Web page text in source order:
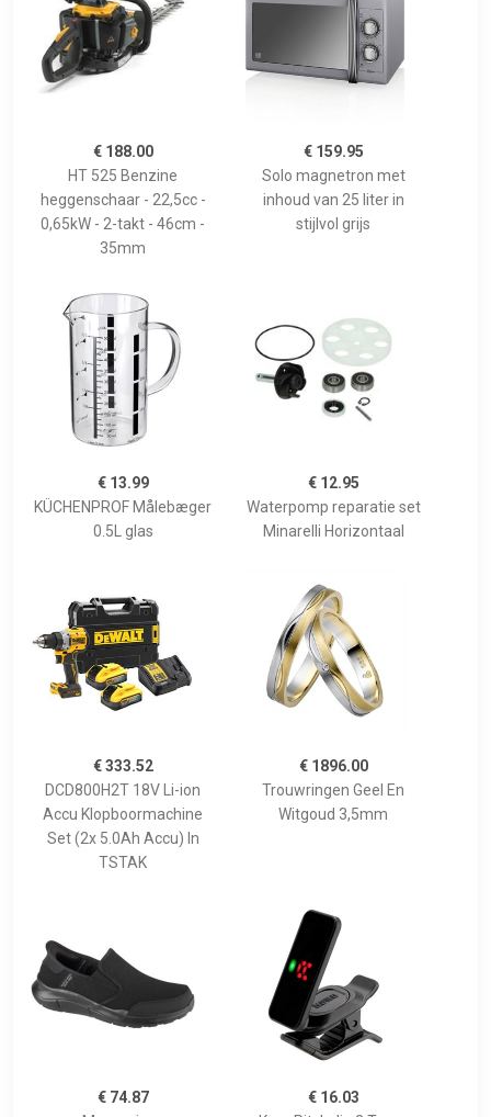
€ 188.00
HT 525 Benzine
heggenschaar - 22,5cc -
0,65kW - 2-takt - 46cm -
35mm
€ 159.95
Solo magnetron met
inhoud van 25 liter in
stijlvol grijs
€ 13.99
KÜCHENPROF Målebæger
0.5L glas
€ 12.95
Waterpomp reparatie set
Minarelli Horizontaal
€ 333.52
DCD800H2T 18V Li-ion
Accu Klopboormachine
Set (2x 5.0Ah Accu) In
TSTAK
€ 1896.00
Trouwringen Geel En
Witgoud 3,5mm
€ 74.87
€ 16.03